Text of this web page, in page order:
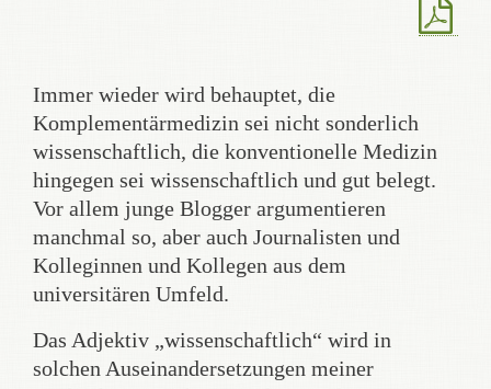
Immer wieder wird behauptet, die
Komplementärmedizin sei nicht sonderlich
wissenschaftlich, die konventionelle Medizin
hingegen sei wissenschaftlich und gut belegt.
Vor allem junge Blogger argumentieren
manchmal so, aber auch Journalisten und
Kolleginnen und Kollegen aus dem
universitären Umfeld.
Das Adjektiv „wissenschaftlich“ wird in
solchen Auseinandersetzungen meiner